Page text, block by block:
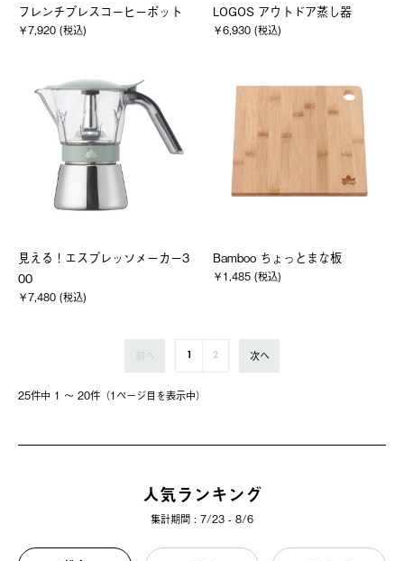
フレンチプレスコーヒーポット
￥7,920 (税込)
LOGOS アウトドア蒸し器
￥6,930 (税込)
見える！エスプレッソメーカー3
00
￥7,480 (税込)
Bamboo ちょっとまな板
￥1,485 (税込)
25件中 1 〜 20件（1ページ⽬を表⽰中）
前へ 1 2 次へ
人気ランキング
集計期間 : 7/23 - 8/6